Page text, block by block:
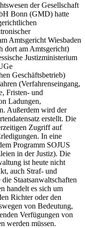
der Gesellschaft
Bonn (GMD) hatte
Amtsgericht Wiesbaden
dort am Amtsgericht)
Justizministerium
Geschäftsbetrieb)
(Verfahrenseingang,
Fristen- und
Ladungen,
Außerdem wird der
erstellt. Die
Zugriff auf
In eine
Programm SOJUS
in der Justiz). Die
ist heute nicht
auch Straf- und
Staatsanwaltschaften
handelt es sich um
Richter oder den
von Bedeutung,
Verfügungen von
werden müssen.